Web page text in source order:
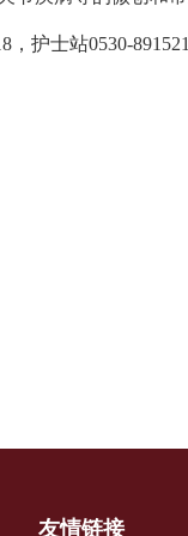
8 ， 护士站0530-891521
友情链接